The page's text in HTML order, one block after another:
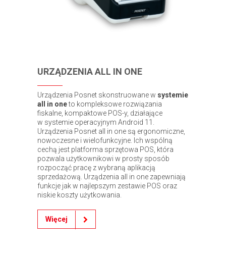
URZĄDZENIA ALL IN ONE
Urządzenia Posnet skonstruowane w systemie
all in oneto kompleksowe rozwiązania
fiskalne, kompaktowe POS-y, działające
w systemie operacyjnym Android 11.
Urządzenia Posnet all in one są ergonomiczne,
nowoczesne i wielofunkcyjne. Ich wspólną
cechą jest platforma sprzętowa POS, która
pozwala użytkownikowi w prosty sposób
rozpocząć pracę z wybraną aplikacją
sprzedażową. Urządzenia all in one zapewniają
funkcje jak w najlepszym zestawie POS oraz
niskie koszty użytkowania.
Więcej